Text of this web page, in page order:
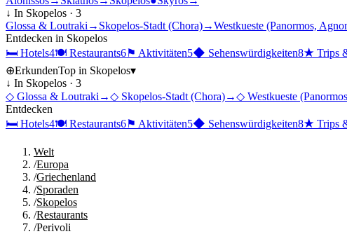
↓ In Skopelos · 3
Glossa & Loutraki → Skopelos-Stadt (Chora)→Westkueste (Panormos,
Entdecken in Skopelos
🛏 Hotels4🍽 Restaurants6⚑ Aktivitäten5◆ Sehenswürdigkeiten8★ Trips
⊕ErkundenTop in Skopelos▾
↓ In Skopelos · 3
◇ Glossa & Loutraki →◇ Skopelos-Stadt (Chora)→◇ Westkueste
Entdecken
🛏 Hotels4🍽 Restaurants6⚑ Aktivitäten5◆ Sehenswürdigkeiten8★ Trips
Welt
/Europa
/Griechenland
/Sporaden
/Skopelos
/Restaurants
/Perivoli